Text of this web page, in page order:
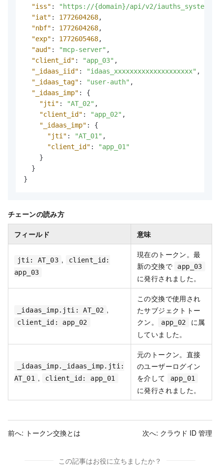
"iss" :
"https://{domain}/api/v2/iauths_system/
"iat" : 1772604268,
"nbf" : 1772604268,
"exp" : 1772605468,
"aud" : "mcp-server" ,
"client_id" : "app_03" ,
"_idaas_iid" : "idaas_xxxxxxxxxxxxxxxxxxxx" ,
"_idaas_tag" : "user-auth" ,
"_idaas_imp" :
{
"jti" : "AT_02" ,
"client_id" : "app_02" ,
"_idaas_imp" :
{
"jti" : "AT_01" ,
"client_id" :
"app_01"
}
}
}
チェーンの読み方
フィールド 意味
jti: AT_03 ,
client_id:
app_03
現在のトークン。最
新の交換で
app_03
に発行されました。
_idaas_imp.jti: AT_02 ,
client_id: app_02
この交換で使用され
たサブジェクトトー
クン。
app_02
に属
していました。
_idaas_imp._idaas_imp.jti:
AT_01 , client_id: app_01
元のトークン。直接
のユーザーログイン
を介して
app_01
に発行されました。
前へ: トークン交換とは 次へ: クラウド ID 管理
この記事はお役に立ちましたか？